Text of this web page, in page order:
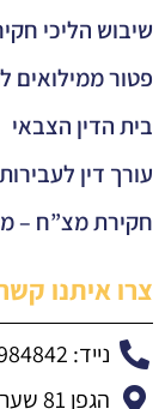
שיבוש הליכי
פטור ממילואים
בית הדין הצבאי
עורך דין
חקירת מצ”ח –
צרו איתנו
נייד: 055-2984842
הגפן 81 שער אפרים